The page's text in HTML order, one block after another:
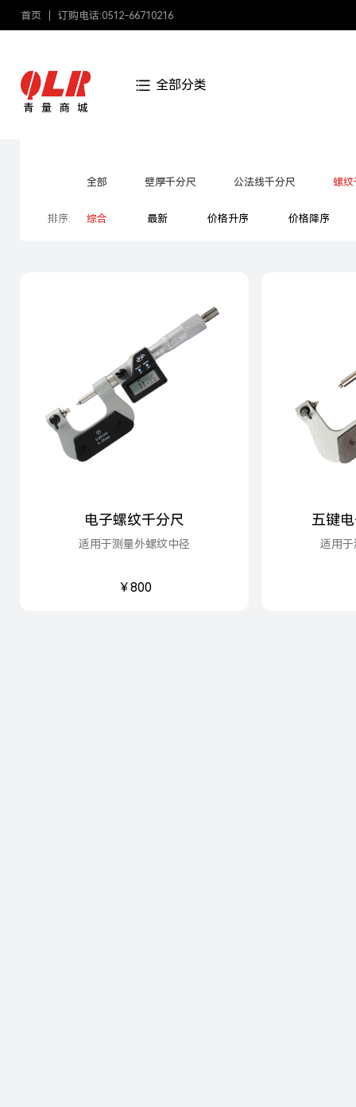
首页 订购电话:0512-66710216
全部分类
全部 壁厚千分尺 公法线千分尺 螺纹
排序: 综合 最新 价格升序 价格降序
电子螺纹千分尺
适用于测量外螺纹中径
￥800
五键
适用